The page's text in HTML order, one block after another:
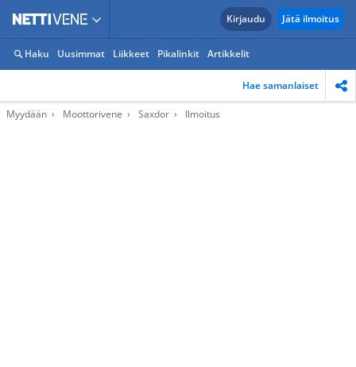
Kirjaudu Jätä ilmoitus
Haku Uusimmat Liikkeet Pikalinkit Artikkelit
Hae samanlaiset
Myydään Moottorivene Saxdor Ilmoitus